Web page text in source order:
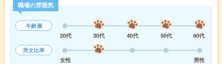
職場の雰囲気
年齢層
20代
30代 40代 50代
60代
男女比率
女性
男性